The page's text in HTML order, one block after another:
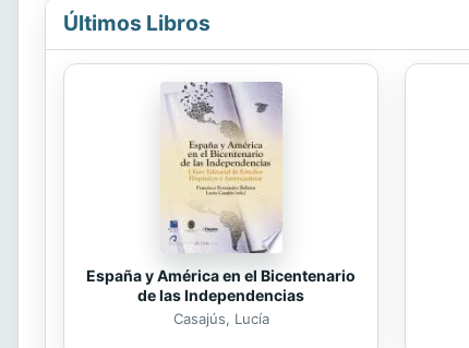
Últimos Libros
España y América en el Bicentenario
de las Independencias
Casajús, Lucía